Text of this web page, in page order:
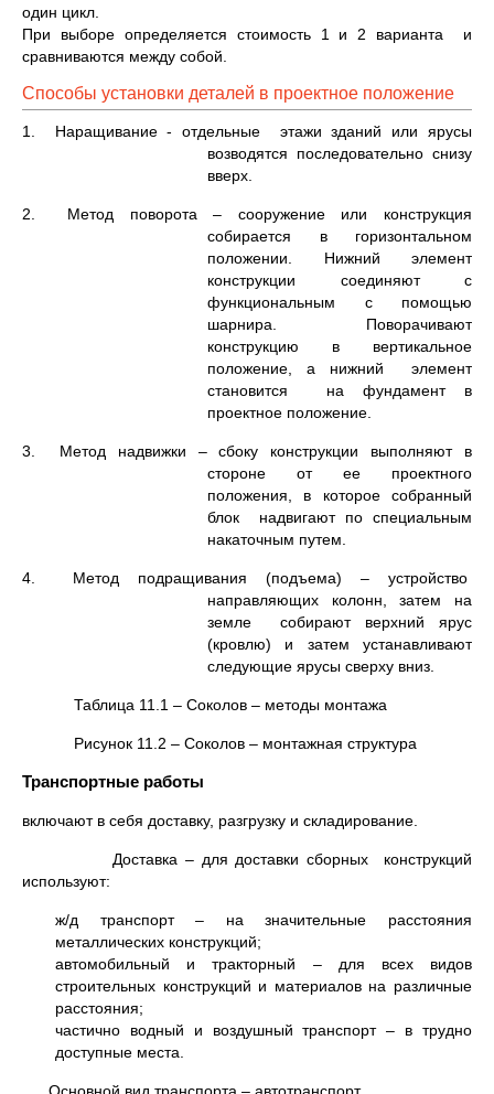
один цикл.
При выборе определяется стоимость 1 и 2 варианта и
сравниваются между собой.
Способы установки деталей в проектное положение
1. Наращивание - отдельные этажи зданий или ярусы
возводятся последовательно снизу
вверх.
2. Метод поворота – сооружение или конструкция
собирается в горизонтальном
положении. Нижний элемент
конструкции соединяют с
функциональным с помощью
шарнира. Поворачивают
конструкцию в вертикальное
положение, а нижний элемент
становится на фундамент в
проектное положение.
3. Метод надвижки – сбоку конструкции выполняют в
стороне от ее проектного
положения, в которое собранный
блок надвигают по специальным
накаточным путем.
4. Метод подращивания (подъема) – устройство
направляющих колонн, затем на
земле собирают верхний ярус
(кровлю) и затем устанавливают
следующие ярусы сверху вниз.
Таблица 11.1 – Соколов – методы монтажа
Рисунок 11.2 – Соколов – монтажная структура
Транспортные работы
включают в себя доставку, разгрузку и складирование.
Доставка – для доставки сборных конструкций
используют:
ж/д транспорт – на значительные расстояния
металлических конструкций;
автомобильный и тракторный – для всех видов
строительных конструкций и материалов на различные
расстояния;
частично водный и воздушный транспорт – в трудно
доступные места.